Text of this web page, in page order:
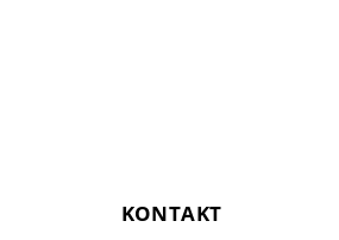
KONTAKT